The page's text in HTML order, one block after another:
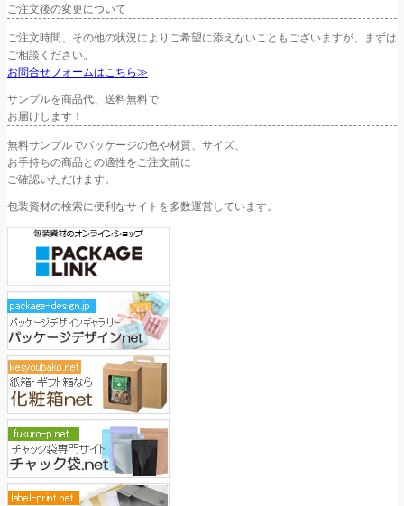
ご注文後の変更について
ご注文時間、その他の状況によりご希望に添えないこともございますが、まずは
ご相談ください。
お問合せフォームはこちら≫
サンプルを商品代、送料無料で
お届けします！
無料サンプルでパッケージの色や材質、サイズ、
お手持ちの商品との適性をご注文前に
ご確認いただけます。
包装資材の検索に便利なサイトを多数運営しています。